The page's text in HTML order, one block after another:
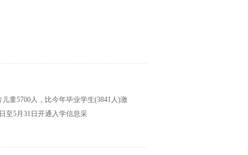
童5700人，比今年毕业学生(3841人)激
至5月31日开通入学信息采